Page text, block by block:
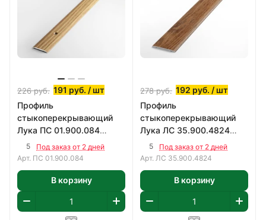
226руб. 191 руб. / шт
Профиль
стыкоперекрывающий
Лука ПС 01.900.084
900х25 мм
5
Под заказ от 2 дней
Арт. ПС 01.900.084
В корзину
278руб. 192 руб. / шт
Профиль
стыкоперекрывающий
Лука ЛС 35.900.4824
900х35 мм
5
Под заказ от 2 дней
Арт. ЛС 35.900.4824
В корзину